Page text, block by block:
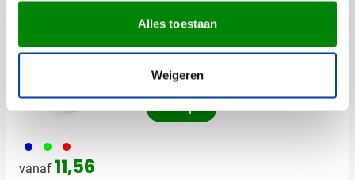
Alles toestaan
Weigeren
005 029 008
vanaf 11,56
Koelbox Classic [10 L]
Levering vanaf
Bekijk